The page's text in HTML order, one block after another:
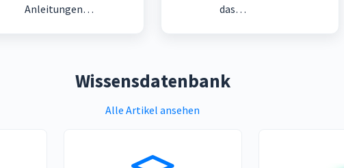
Anleitungen
das
Wissensdatenbank
Alle Artikel ansehen